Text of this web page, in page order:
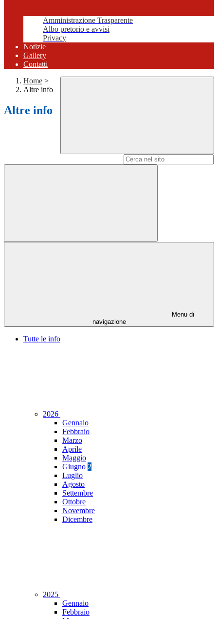
Amministrazione Trasparente
Albo pretorio e avvisi
Privacy
Notizie
Gallery
Contatti
Home >
Altre info
Altre info
Menu di
navigazione
Tutte le info
2026
Gennaio
Febbraio
Marzo
Aprile
Maggio
Giugno 2
Luglio
Agosto
Settembre
Ottobre
Novembre
Dicembre
2025
Gennaio
Febbraio